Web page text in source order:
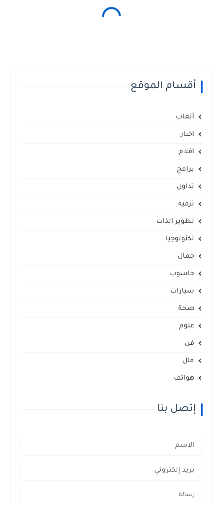
أقسام الموقع
ألعاب
اخبار
افلام
برامج
تداول
ترفيه
تطوير الذات
تكنولوجيا
جمال
حاسوب
سيارات
صحة
علوم
فن
مال
هواتف
إتصل بنا